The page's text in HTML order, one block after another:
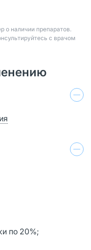
о наличии препаратов.
с врачом
по 20%;